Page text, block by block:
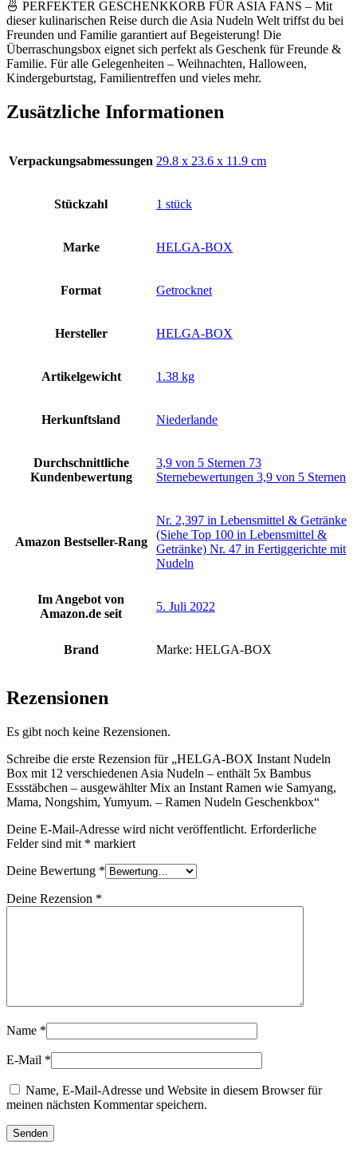
🍜 PERFEKTER GESCHENKKORB FÜR ASIA FANS – Mit
dieser kulinarischen Reise durch die Asia Nudeln Welt triffst du bei
Freunden und Familie garantiert auf Begeisterung! Die
Überraschungsbox eignet sich perfekt als Geschenk für Freunde &
Familie. Für alle Gelegenheiten – Weihnachten, Halloween,
Kindergeburtstag, Familientreffen und vieles mehr.
Zusätzliche Informationen
Verpackungsabmessungen ‎29.8 x 23.6 x 11.9 cm
Stückzahl ‎1 stück
Marke ‎HELGA-BOX
Format ‎Getrocknet
Hersteller ‎HELGA-BOX
Artikelgewicht ‎1.38 kg
Herkunftsland ‎Niederlande
Durchschnittliche
Kundenbewertung
3,9 von 5 Sternen 73
Sternebewertungen 3,9 von 5 Sternen
Amazon Bestseller-Rang
Nr. 2,397 in Lebensmittel & Getränke
(Siehe Top 100 in Lebensmittel &
Getränke) Nr. 47 in Fertiggerichte mit
Nudeln
Im Angebot von
Amazon.de seit
5. Juli 2022
Brand Marke: HELGA-BOX
Rezensionen
Es gibt noch keine Rezensionen.
Schreibe die erste Rezension für „HELGA-BOX Instant Nudeln
Box mit 12 verschiedenen Asia Nudeln – enthält 5x Bambus
Essstäbchen – ausgewählter Mix an Instant Ramen wie Samyang,
Mama, Nongshim, Yumyum. – Ramen Nudeln Geschenkbox“
Deine E-Mail-Adresse wird nicht veröffentlicht. Erforderliche
Felder sind mit * markiert
Deine Bewertung *
Deine Rezension *
Name *
E-Mail *
Name, E-Mail-Adresse und Website in diesem Browser für
meinen nächsten Kommentar speichern.